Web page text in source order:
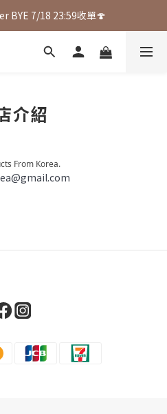
BYE 7/18 23:59收單🍄
介紹
From Korea.